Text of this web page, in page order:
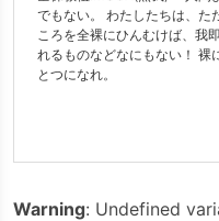
でもない。 わたしたちは、た
ころを全裸にひんむけば、我
れるものなどなにもない！ 裸
とつになれ。
Warning: Undefined